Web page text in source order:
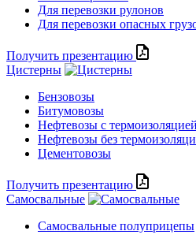
Для перевозки рулонов
Для перевозки опасных
Получить презентацию
Цистерны
Бензовозы
Битумовозы
Нефтевозы с термоизоляцией
Нефтевозы без
Цементовозы
Получить презентацию
Самосвальные
Самосвальные полуприцепы